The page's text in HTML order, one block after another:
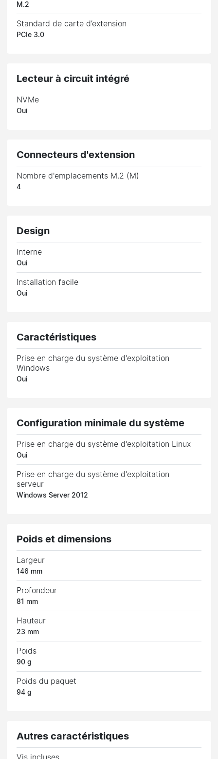
M.2
Standard de carte d’extension
PCIe 3.0
Lecteur à circuit intégré
NVMe
Oui
Connecteurs d'extension
Nombre d'emplacements M.2 (M)
4
Design
Interne
Oui
Installation facile
Oui
Caractéristiques
Prise en charge du système d'exploitation
Windows
Oui
Configuration minimale du système
Prise en charge du système d'exploitation Linux
Oui
Prise en charge du système d'exploitation
serveur
Windows Server 2012
Poids et dimensions
Largeur
146 mm
Profondeur
81 mm
Hauteur
23 mm
Poids
90 g
Poids du paquet
94 g
Autres caractéristiques